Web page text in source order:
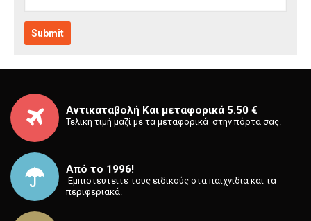
Submit
Αντικαταβολή Και μεταφορικά 5.50 €
Τελική τιμή μαζί με τα μεταφορικά στην πόρτα σας.
Από το 1996!
⁡ Εμπιστευτείτε τους ειδικούς στα παιχνίδια και τα
περιφεριακά.